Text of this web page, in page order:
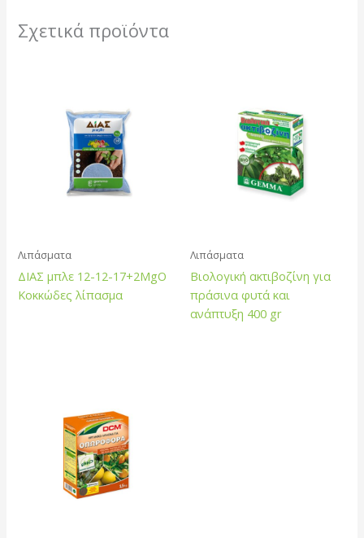
Σχετικά προϊόντα
Λιπάσματα
ΔΙΑΣ μπλε 12-12-17+2MgO
Κοκκώδες λίπασμα
Λιπάσματα
Βιολογική ακτιβοζίνη για
πράσινα φυτά και
ανάπτυξη 400 gr